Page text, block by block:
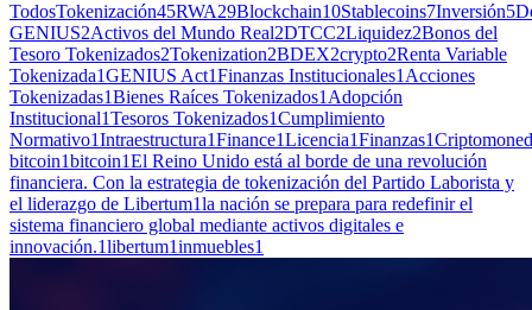
TodosTokenización45RWA29Blockchain10Stablecoins7Inversión5
GENIUS2Activos del Mundo Real2DTCC2Liquidez2Bonos del
Tesoro Tokenizados2Tokenization2BDEX2crypto2Renta Variable
Tokenizada1GENIUS Act1Finanzas Institucionales1 Acciones
Tokenizadas1Bienes Raíces Tokenizados1 Adopción
Institucional1Tesoros Tokenizados1Cumplimiento
Normativo1Intraestructura1Finance1Licencia1Finanzas1
bitcoin1bitcoin1El Reino Unido está al borde de una revolución
financiera. Con la estrategia de tokenización del Partido Laborista y
el liderazgo de Libertum1la nación se prepara para redefinir el
sistema financiero global mediante activos digitales e
innovación.1libertum1inmuebles1